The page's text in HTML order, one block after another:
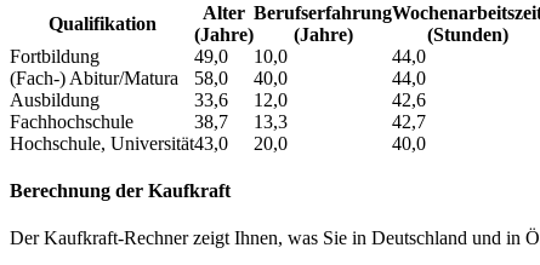
Qualifikation
Alter
(Jahre)
Berufs­erfahrung
(Jahre)
(Stunden)
Fortbildung
49,0 10,0 44,0
(Fach-) Abitur/Matura
58,0 40,0 44,0
Ausbildung
33,6 12,0 42,6
Fachhochschule
38,7 13,3 42,7
Hochschule, Universität43,0 20,0 40,0
Berechnung der Kaufkraft
Der Kaufkraft-Rechner zeigt Ihnen, was Sie in Deutschland und in